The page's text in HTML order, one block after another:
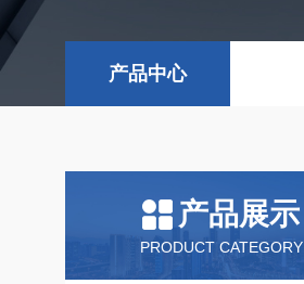
产品中心
产品展示
PRODUCT CATEGORY